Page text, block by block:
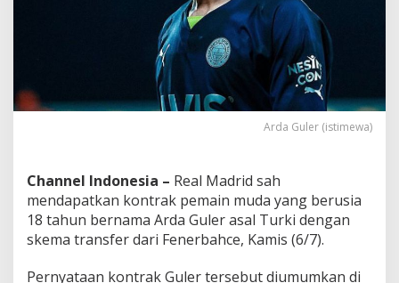
2
9
Arda Guler (istimewa)
Channel Indonesia – Real Madrid sah
mendapatkan kontrak pemain muda yang berusia
18 tahun bernama Arda Guler asal Turki dengan
skema transfer dari Fenerbahce, Kamis (6/7).
Pernyataan kontrak Guler tersebut diumumkan di